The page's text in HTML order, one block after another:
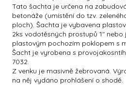
Tato šachta je určena na
betonáže (umístění do tzv.
ploch). Šachta je vybavena
2ks vodotěsných prostupů 1"
plastovým pochozím poklopem s
Šacht je vyrobena s
7032.
Z venku je masivně žebrovaná.
na něj vydáno prohlášení o shodě.
Kč